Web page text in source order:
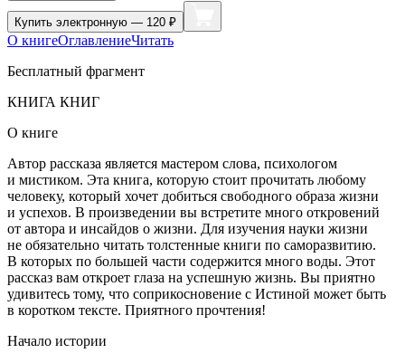
Купить электронную — 120 ₽
О книгеОглавлениеЧитать
Бесплатный фрагмент
КНИГА КНИГ
О книге
Автор рассказа является мастером слова, психологом
и мистиком. Эта книга, которую стоит прочитать любому
человеку, который хочет добиться свободного образа жизни
и успехов. В произведении вы встретите много откровений
от автора и инсайдов о жизни. Для изучения науки жизни
не обязательно читать толстенные книги по саморазвитию.
В которых по большей части содержится много воды. Этот
рассказ вам откроет глаза на успешную жизнь. Вы приятно
удивитесь тому, что соприкосновение с Истиной может быть
в коротком тексте. Приятного прочтения!
Начало истории